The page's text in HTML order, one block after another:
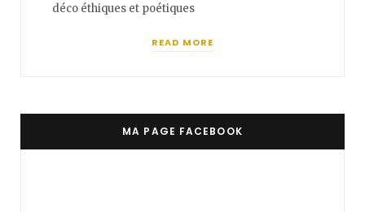
déco éthiques et poétiques
READ MORE
MA PAGE FACEBOOK